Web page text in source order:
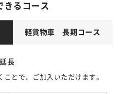
きるコース
軽貨物車 長期コース
長
とで、ご加入いただけます。